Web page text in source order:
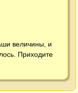
величины, и
Приходите